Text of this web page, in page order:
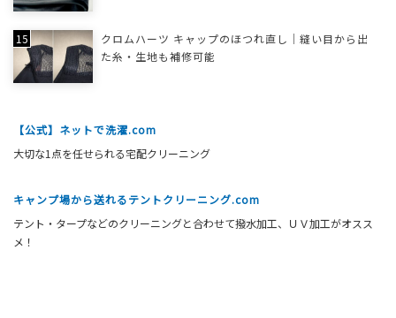
クロムハーツ キャップのほつれ直し｜縫い目から出
た糸・生地も補修可能
【公式】ネットで洗濯.com
大切な1点を任せられる宅配クリーニング
キャンプ場から送れるテントクリーニング.com
テント・タープなどのクリーニングと合わせて撥水加工、ＵＶ加工がオスス
メ！